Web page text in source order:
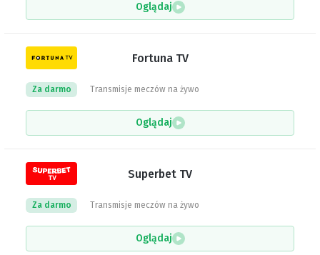
Oglądaj
Fortuna TV
Transmisje meczów na żywo
Za darmo
Oglądaj
Superbet TV
Transmisje meczów na żywo
Za darmo
Oglądaj